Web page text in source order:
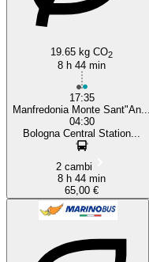
19.65 kg CO2
8 h 44 min
17:35
Manfredonia Monte Sant"An...
04:30
Bologna Central Station...
2 cambi
8 h 44 min
65,00 €